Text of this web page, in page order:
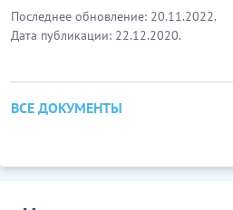
Последнее обновление: 20.11.2022.
Дата публикации: 22.12.2020.
ВСЕ ДОКУМЕНТЫ